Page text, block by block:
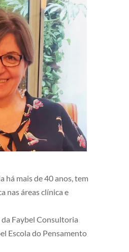
há mais de 40 anos, tem
nas áreas clínica e
Faybel Consultoria
Escola do Pensamento